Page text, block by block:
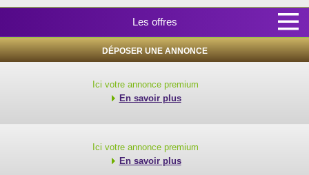
Les offres
DÉPOSER UNE ANNONCE
Ici votre annonce premium
En savoir plus
Ici votre annonce premium
En savoir plus